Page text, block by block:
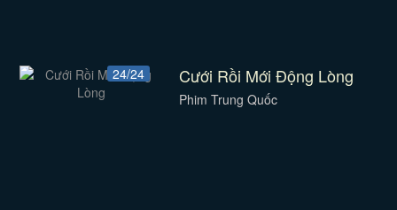
24/24 Cưới Rồi Mới Động Lòng
Phim Trung Quốc